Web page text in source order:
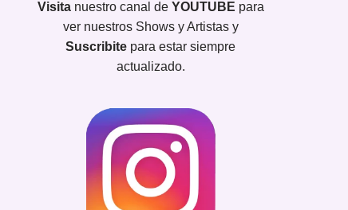
Visita nuestro canal de YOUTUBE para
ver nuestros Shows y Artistas y
Suscribite para estar siempre
actualizado.